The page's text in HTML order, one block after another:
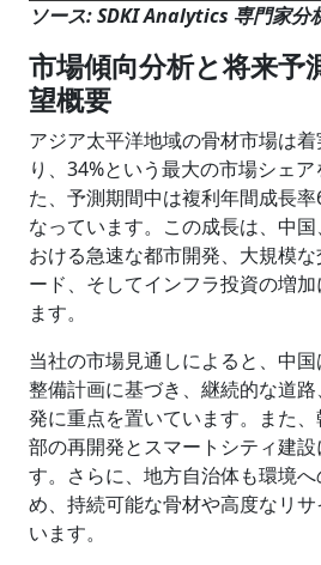
ソース: SDKI Analytics 専門家分
市場傾向分析と将来予
望概要
アジア太平洋地域の骨材市場は
り、34%という最大の市場シェ
た、予測期間中は複利年間成長
なっています。この成長は、中
おける急速な都市開発、大規模
ード、そしてインフラ投資の増
ます。
当社の市場見通しによると、中
整備計画に基づき、継続的な道
発に重点を置いています。また
部の再開発とスマートシティ建
す。さらに、地方自治体も環境
め、持続可能な骨材や高度なリ
います。